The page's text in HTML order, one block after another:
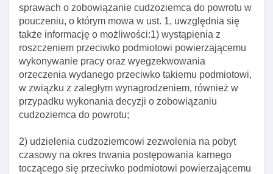
sprawach o zobowiązanie cudzoziemca do powrotu w
pouczeniu, o którym mowa w ust. 1, uwzględnia się
także informację o możliwości:1) wystąpienia z
roszczeniem przeciwko podmiotowi powierzającemu
wykonywanie pracy oraz wyegzekwowania
orzeczenia wydanego przeciwko takiemu podmiotowi,
w związku z zaległym wynagrodzeniem, również w
przypadku wykonania decyzji o zobowiązaniu
cudzoziemca do powrotu;
2) udzielenia cudzoziemcowi zezwolenia na pobyt
czasowy na okres trwania postępowania karnego
toczącego się przeciwko podmiotowi powierzającemu